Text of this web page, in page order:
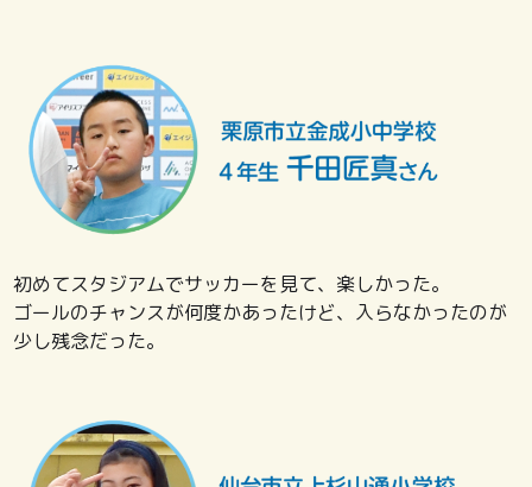
初めてスタジアムでサッカーを見て、楽しかった。
ゴールのチャンスが何度かあったけど、入らなかったのが
少し残念だった。